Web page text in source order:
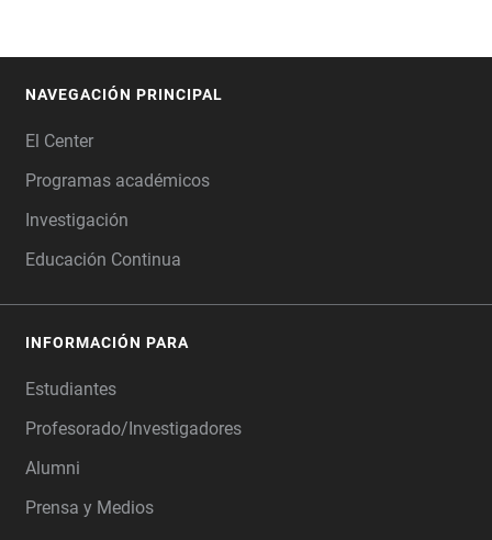
NAVEGACIÓN PRINCIPAL
El Center
Programas académicos
Investigación
Educación Continua
INFORMACIÓN PARA
Estudiantes
Profesorado/Investigadores
Alumni
Prensa y Medios